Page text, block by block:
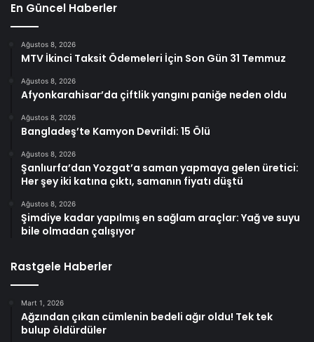
En Güncel Haberler
Ağustos 8, 2026
MTV İkinci Taksit Ödemeleri İçin Son Gün 31 Temmuz
Ağustos 8, 2026
Afyonkarahisar’da çiftlik yangını paniğe neden oldu
Ağustos 8, 2026
Bangladeş’te Kamyon Devrildi: 15 Ölü
Ağustos 8, 2026
Şanlıurfa’dan Yozgat’a saman yapmaya gelen üretici:
Her şey iki katına çıktı, samanın fiyatı düştü
Ağustos 8, 2026
Şimdiye kadar yapılmış en sağlam araçlar: Yağ ve suyu
bile olmadan çalışıyor
Rastgele Haberler
Mart 1, 2026
Ağzından çıkan cümlenin bedeli ağır oldu! Tek tek
bulup öldürdüler